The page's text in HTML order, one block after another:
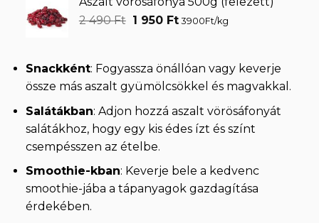
2 490Ft Original
2
490 Ft.
1 950 FtCurrent
1
950 Ft.
3900Ft/kg
Snackként: Fogyassza önállóan vagy keverje
össze más aszalt gyümölcsökkel és magvakkal.
Salátákban: Adjon hozzá aszalt vörösáfonyát
salátákhoz, hogy egy kis édes ízt és színt
csempésszen az ételbe.
Smoothie-kban: Keverje bele a kedvenc
smoothie-jába a tápanyagok gazdagítása
érdekében.